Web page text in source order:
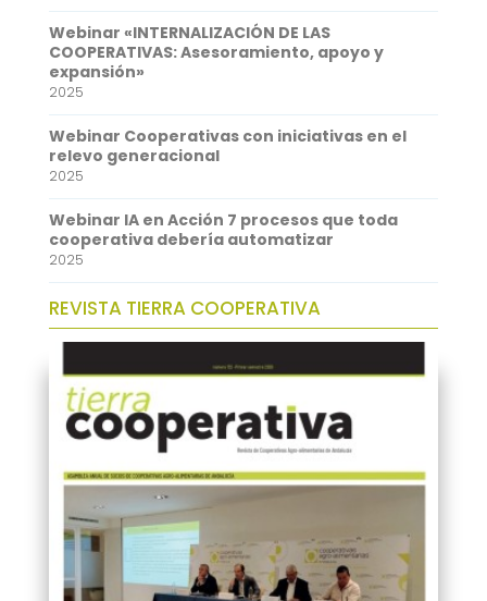
k
r
s
A
p
p
k
e
d
I
n
Webinar «INTERNALIZACIÓN DE LAS
COOPERATIVAS: Asesoramiento, apoyo y
expansión»
2025
Webinar Cooperativas con iniciativas en el
relevo generacional
2025
Webinar IA en Acción 7 procesos que toda
cooperativa debería automatizar
2025
REVISTA TIERRA COOPERATIVA